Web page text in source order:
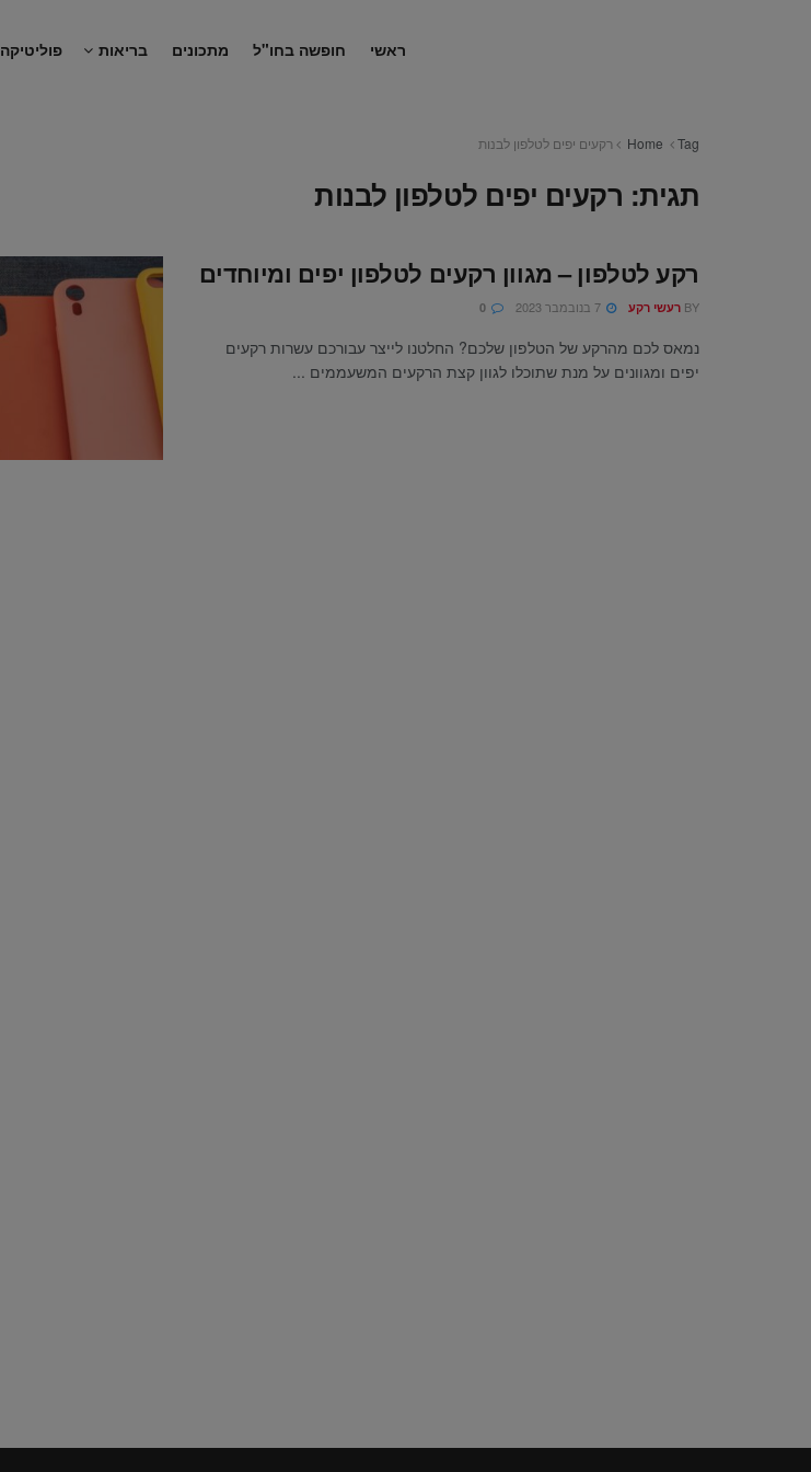
ראשי חופשה בחו"ל מתכונים בריאות פוליטיקה
Home Tag רקעים יפים לטלפון לבנות
תגית: רקעים יפים לטלפון לבנות
רקע לטלפון – מגוון רקעים לטלפון יפים ומיוחדים
BY רעשי רקע
נמאס לכם מהרקע של הטלפון שלכם? החלטנו לייצר עבורכם עשרות רקעים
יפים ומגוונים על מנת שתוכלו לגוון קצת הרקעים המשעממים ...